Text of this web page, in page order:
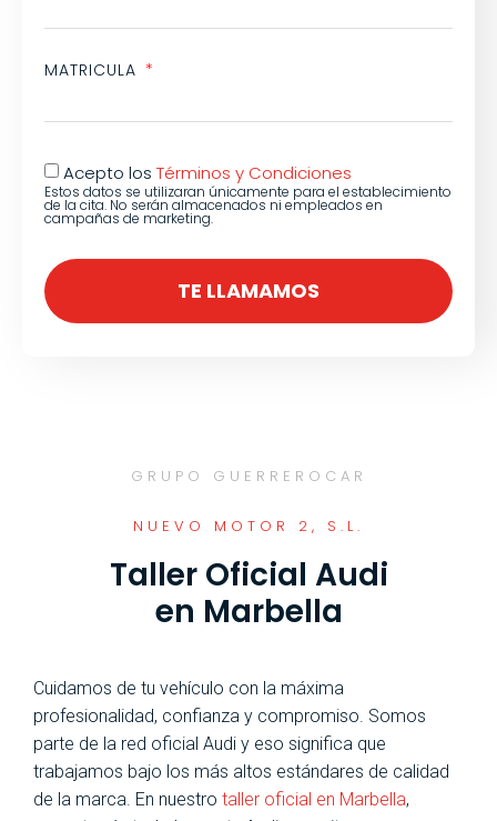
MATRICULA
Acepto los Términos y Condiciones
Estos datos se utilizaran únicamente para el establecimiento
de la cita. No serán almacenados ni empleados en
campañas de marketing.
TE LLAMAMOS
GRUPO GUERREROCAR
NUEVO MOTOR 2, S.L.
Taller Oficial Audi
en Marbella
Cuidamos de tu vehículo con la máxima
profesionalidad, confianza y compromiso. Somos
parte de la red oficial Audi y eso significa que
trabajamos bajo los más altos estándares de calidad
de la marca. En nuestro taller oficial en Marbella,